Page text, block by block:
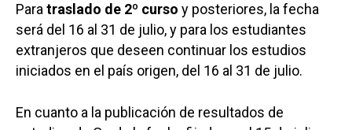
Paratraslado de 2º curso y posteriores, la fecha
será del 16 al 31 de julio, y para los estudiantes
extranjeros que deseen continuar los estudios
iniciados en el país origen, del 16 al 31 de julio.
En cuanto a la publicación de resultados de